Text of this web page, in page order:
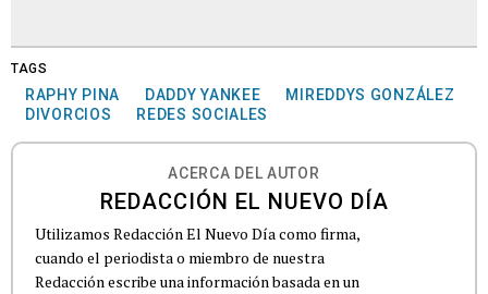
TAGS
RAPHY PINA DADDY YANKEE
MIREDDYS GONZÁLEZ
DIVORCIOS
REDES SOCIALES
ACERCA DEL AUTOR
REDACCIÓN EL NUEVO DÍA
Utilizamos Redacción El Nuevo Día como firma,
cuando el periodista o miembro de nuestra
Redacción escribe una información basada en un